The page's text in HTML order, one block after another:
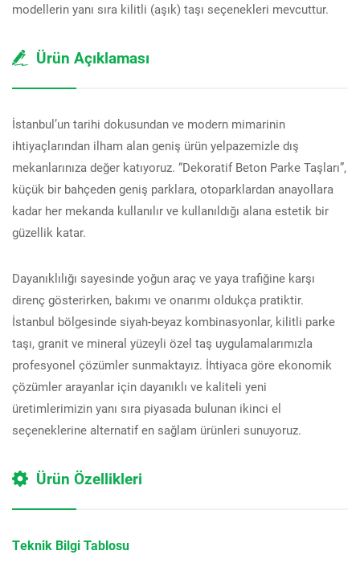
modellerin yanı sıra kilitli (aşık) taşı seçenekleri mevcuttur.
Ürün Açıklaması
İstanbul’un tarihi dokusundan ve modern mimarinin
ihtiyaçlarından ilham alan geniş ürün yelpazemizle dış
mekanlarınıza değer katıyoruz. “Dekoratif Beton Parke Taşları”,
küçük bir bahçeden geniş parklara, otoparklardan anayollara
kadar her mekanda kullanılır ve kullanıldığı alana estetik bir
güzellik katar.
Dayanıklılığı sayesinde yoğun araç ve yaya trafiğine karşı
direnç gösterirken, bakımı ve onarımı oldukça pratiktir.
İstanbul bölgesinde siyah-beyaz kombinasyonlar, kilitli parke
taşı, granit ve mineral yüzeyli özel taş uygulamalarımızla
profesyonel çözümler sunmaktayız. İhtiyaca göre ekonomik
çözümler arayanlar için dayanıklı ve kaliteli yeni
üretimlerimizin yanı sıra piyasada bulunan ikinci el
seçeneklerine alternatif en sağlam ürünleri sunuyoruz.
Ürün Özellikleri
Teknik Bilgi Tablosu